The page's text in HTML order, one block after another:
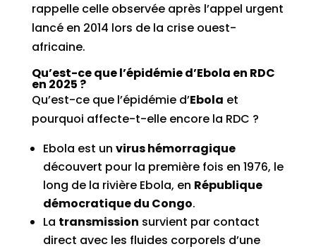
rappelle celle observée après l’appel urgent
lancé en 2014 lors de la crise ouest-
africaine.
Qu’est-ce que l’épidémie d’Ebola en RDC
en 2025 ?
Qu’est-ce que l’épidémie d’Ebola et
pourquoi affecte-t-elle encore la RDC ?
Ebola est un virus hémorragique
découvert pour la première fois en 1976, le
long de la rivière Ebola, en République
démocratique du Congo.
La transmission survient par contact
direct avec les fluides corporels d’une